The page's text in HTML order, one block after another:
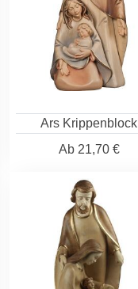
Ars Krippenblock
Ab21,70 €